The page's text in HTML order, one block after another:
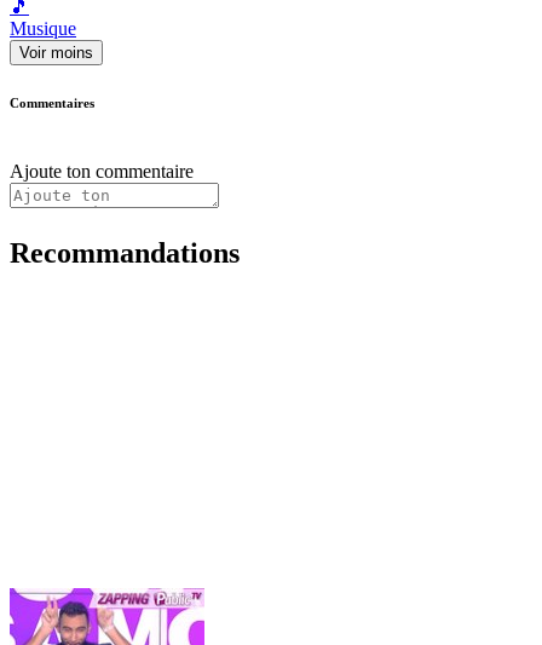
🎵
Musique
Voir moins
Commentaires
Ajoute ton commentaire
Recommandations